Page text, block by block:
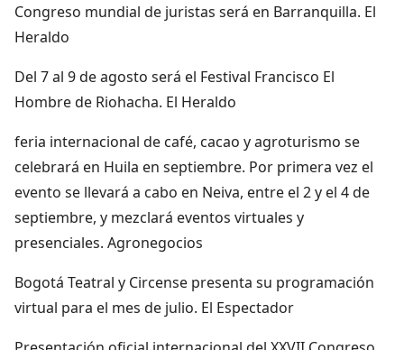
Congreso mundial de juristas será en Barranquilla. El
Heraldo
Del 7 al 9 de agosto será el Festival Francisco El
Hombre de Riohacha. El Heraldo
feria internacional de café, cacao y agroturismo se
celebrará en Huila en septiembre. Por primera vez el
evento se llevará a cabo en Neiva, entre el 2 y el 4 de
septiembre, y mezclará eventos virtuales y
presenciales. Agronegocios
Bogotá Teatral y Circense presenta su programación
virtual para el mes de julio. El Espectador